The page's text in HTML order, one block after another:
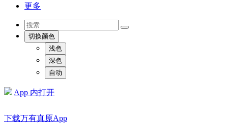
更多
切换颜色
浅色
深色
自动
App 内打开
下载万有真原App